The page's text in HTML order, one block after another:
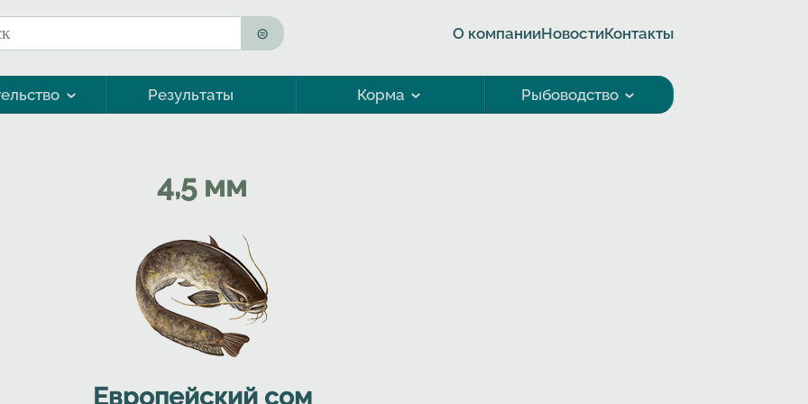
поиска О компанииНовостиКонтакты
Результаты Корма Рыбоводство
4,5 мм
Европейский сом